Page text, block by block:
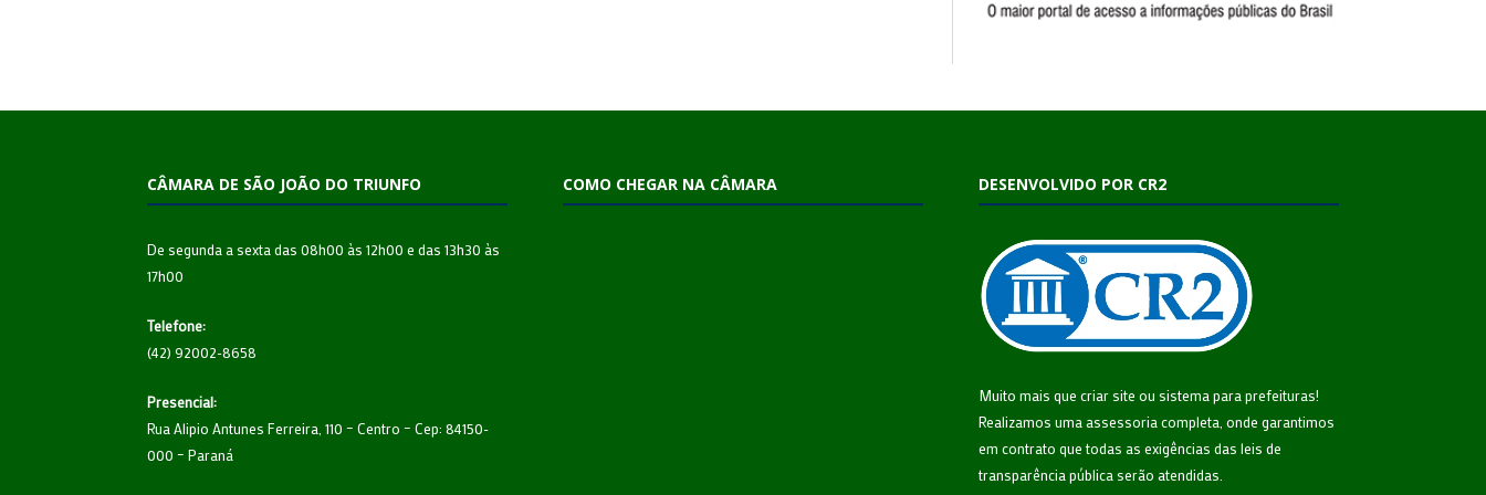
CÂMARA DE SÃO JOÃO DO TRIUNFO
De segunda a sexta das 08h00 às 12h00 e das 13h30 às
17h00
Telefone:
(42) 92002-8658
Presencial:
Rua Alipio Antunes Ferreira, 110 – Centro – Cep: 84150-
000 – Paraná
COMO CHEGAR NA CÂMARA DESENVOLVIDO POR CR2
Muito mais que criar site ou sistema para prefeituras!
Realizamos uma assessoria completa, onde garantimos
em contrato que todas as exigências das leis de
transparência pública serão atendidas.